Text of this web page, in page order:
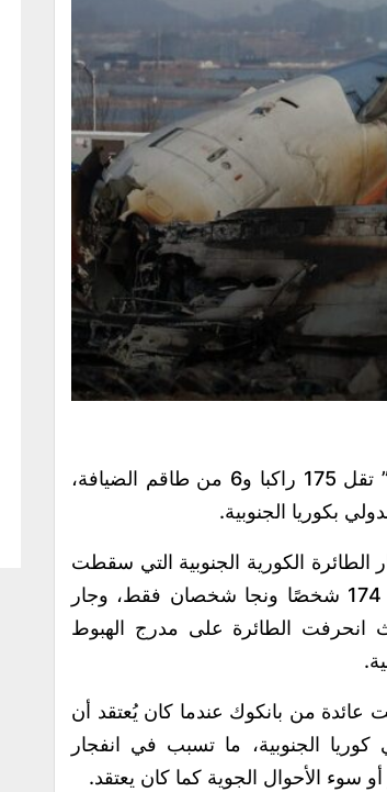
أفادت وكالة “يونهاب” إن طائرة تابعة لشركة “جيجو إير” تقل 175 راكبا و6 من طاقم الضيافة،
بكوريا الجنوبية.
الكورية الجنوبية التي سقطت
صباح اليوم، والتي كان على متنها 181 راكبًا، قتل منهم 174 شخصًا ونجا شخصان فقط، وجار
حيث انحرفت الطائرة على مدرج الهبوط
عائدة من بانكوك عندما كان يُعتقد أن
الجنوبية، ما تسبب في انفجار
الأحوال الجوية كما كان يعتقد.